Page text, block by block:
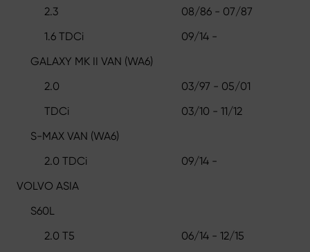
2.3
08/86 - 07/87
1.6 TDCi
09/14 -
GALAXY MK II VAN (WA6)
2.0
03/97 - 05/01
TDCi
03/10 - 11/12
S-MAX VAN (WA6)
2.0 TDCi
09/14 -
VOLVO ASIA
S60L
2.0 T5
06/14 - 12/15